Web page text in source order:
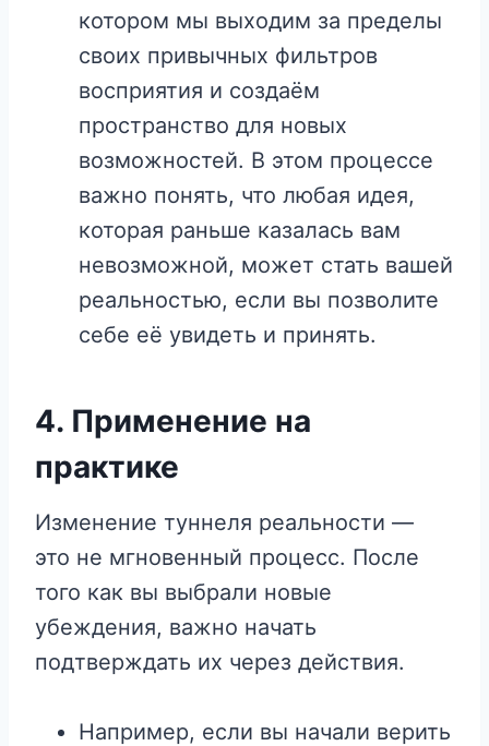
котором мы выходим за пределы
своих привычных фильтров
восприятия и создаём
пространство для новых
возможностей. В этом процессе
важно понять, что любая идея,
которая раньше казалась вам
невозможной, может стать вашей
реальностью, если вы позволите
себе её увидеть и принять.
4. Применение на
практике
Изменение туннеля реальности —
это не мгновенный процесс. После
того как вы выбрали новые
убеждения, важно начать
подтверждать их через действия.
Например, если вы начали верить